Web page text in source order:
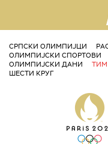
СРПСКИ ОЛИМПИЈЦИ
ОЛИМПИЈСКИ СПОРТОВИ
ОЛИМПИЈСКИ ДАНИ
ТИМ
ШЕСТИ КРУГ